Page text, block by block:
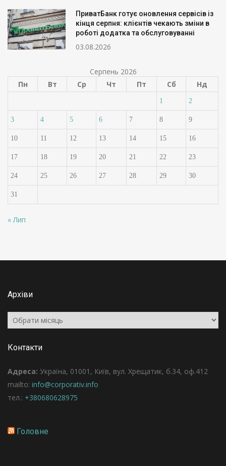
ПриватБанк готує оновлення сервісів із
кінця серпня: клієнтів чекають зміни в
роботі додатка та обслуговуванні
03.08.2026
Серпень 2026
Пн
Вт Ср Чт Пт Сб Нд
1 2
3 4 5 6 7 8 9
10 11 12 13 14 15 16
17 18 19 20 21 22 23
24 25 26 27 28 29 30
31
« Лип
Архіви
Архіви
Контакти
Адреса: Україна, 01001, Київ, вул. Хрещатик, б.34, оф.412
mailto: info@corporativ.info
тел.: +380680628975
Головне